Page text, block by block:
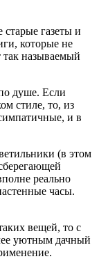
газеты и
которые не
так называемый
душе. Если
стиле, то, из
и в
(в этом
реально
часы.
вещей, то с
уютным дачный